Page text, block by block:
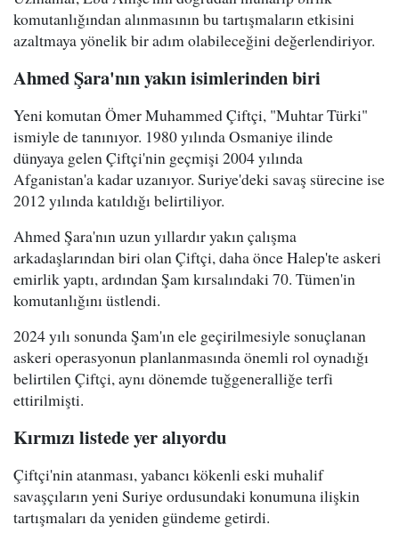
komutanlığından alınmasının bu tartışmaların etkisini
azaltmaya yönelik bir adım olabileceğini değerlendiriyor.
Ahmed Şara'nın yakın isimlerinden biri
Yeni komutan Ömer Muhammed Çiftçi, "Muhtar Türki"
ismiyle de tanınıyor. 1980 yılında Osmaniye ilinde
dünyaya gelen Çiftçi'nin geçmişi 2004 yılında
Afganistan'a kadar uzanıyor. Suriye'deki savaş sürecine ise
2012 yılında katıldığı belirtiliyor.
Ahmed Şara'nın uzun yıllardır yakın çalışma
arkadaşlarından biri olan Çiftçi, daha önce Halep'te askeri
emirlik yaptı, ardından Şam kırsalındaki 70. Tümen'in
komutanlığını üstlendi.
2024 yılı sonunda Şam'ın ele geçirilmesiyle sonuçlanan
askeri operasyonun planlanmasında önemli rol oynadığı
belirtilen Çiftçi, aynı dönemde tuğgeneralliğe terfi
ettirilmişti.
Kırmızı listede yer alıyordu
Çiftçi'nin atanması, yabancı kökenli eski muhalif
savaşçıların yeni Suriye ordusundaki konumuna ilişkin
tartışmaları da yeniden gündeme getirdi.